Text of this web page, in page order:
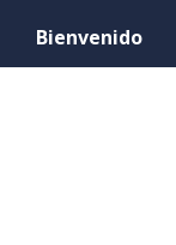
Bienvenido
¿Herido
Choque
Ser